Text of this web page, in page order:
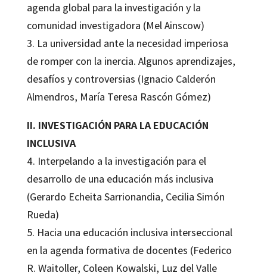
agenda global para la investigación y la
comunidad investigadora (Mel Ainscow)
3. La universidad ante la necesidad imperiosa
de romper con la inercia. Algunos aprendizajes,
desafíos y controversias (Ignacio Calderón
Almendros, María Teresa Rascón Gómez)
II. INVESTIGACIÓN PARA LA EDUCACIÓN
INCLUSIVA
4. Interpelando a la investigación para el
desarrollo de una educación más inclusiva
(Gerardo Echeita Sarrionandia, Cecilia Simón
Rueda)
5. Hacia una educación inclusiva interseccional
en la agenda formativa de docentes (Federico
R. Waitoller, Coleen Kowalski, Luz del Valle